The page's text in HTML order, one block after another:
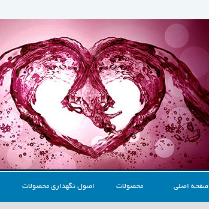
صفحه اصلی محصولات اصول نگهداری محصولات